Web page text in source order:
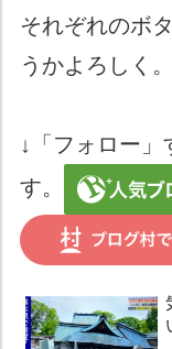
それぞれのボ
うかよろしく。
↓「フォロー」
す。